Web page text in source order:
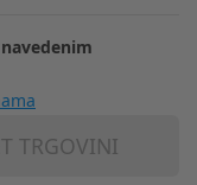
TRGOVINI